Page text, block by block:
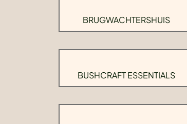
BRUGWACHTERSHUIS
BUSHCRAFT ESSENTIALS